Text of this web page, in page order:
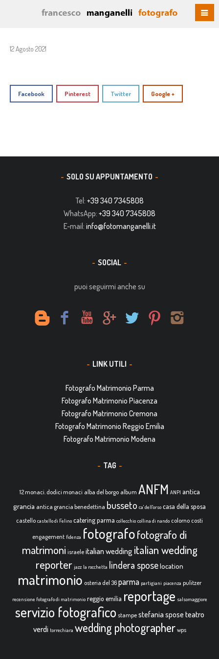
12 Agosto 2021
Facebook Pinterest Twitter Google +
SOLO SU APPUNTAMENTO
Tel: +39 340 7345808
WhatsApp: +39 340 7345808
E-mail: info@fotomanganelli.it
SOCIAL
puoi seguirmi anche su
LINK UTILI
Fotografo Matrimonio Parma
Fotografo Matrimonio Piacenza
Fotografo Matrimonio Cremona
Fotografo Matrimonio Reggio Emilia
Fotografo Matrimonio Modena
TAG
12 monaci. dodici monaci alba del borgo album ANFM ANPI antica
grancia antica grancia benedettina busseto ca' dell'orso casa della sposa
castello castello di Felino catering parma collecchio collina di nando colorno costi
engagement fidenza fotografofotografo di
matrimoni israele italian wedding italian wedding
reporter jazz la rocchetta lindera sposelocation
matrimonio osteria del 36parma partigiani piacenza pulitzer
recensione fotografo di matrimonio reggio emilia reportage salsomaggiore
servizio fotografico stampe stefania spose teatro
verdi torrechiara wedding photographer wps